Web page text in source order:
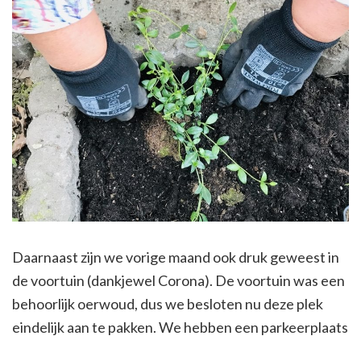
Daarnaast zijn we vorige maand ook druk geweest in
de voortuin (dankjewel Corona). De voortuin was een
behoorlijk oerwoud, dus we besloten nu deze plek
eindelijk aan te pakken. We hebben een parkeerplaats